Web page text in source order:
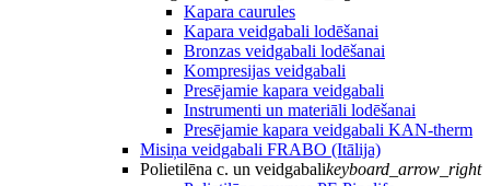
Kapara caurules
Kapara veidgabali lodēšanai
Bronzas veidgabali lodēšanai
Kompresijas veidgabali
Presējamie kapara veidgabali
Instrumenti un materiāli lodēšanai
Presējamie kapara veidgabali KAN-therm
Misiņa veidgabali FRABO (Itālija)
Polietilēna c. un veidgabalikeyboard_arrow_right